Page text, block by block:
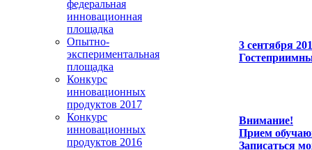
федеральная
инновационная
площадка
Опытно-
экспериментальная
площадка
Конкурс
инновационных
продуктов 2017
Конкурс
инновационных
продуктов 2016
3 сентября
Внимание!
Прием
Записаться